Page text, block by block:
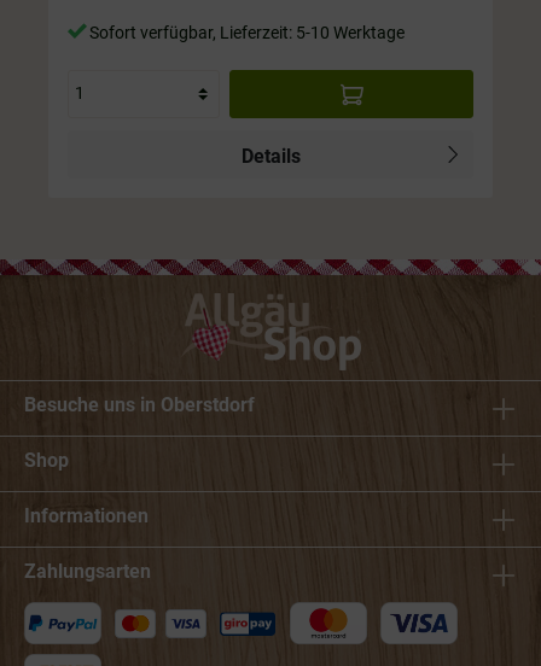
Sofort verfügbar, Lieferzeit: 5-10 Werktage
Details
Besuche uns in Oberstdorf
Shop
Informationen
Zahlungsarten